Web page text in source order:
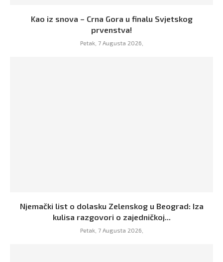
Kao iz snova – Crna Gora u finalu Svjetskog
prvenstva!
Petak, 7 Augusta 2026,
Njemački list o dolasku Zelenskog u Beograd: Iza
kulisa razgovori o zajedničkoj...
Petak, 7 Augusta 2026,